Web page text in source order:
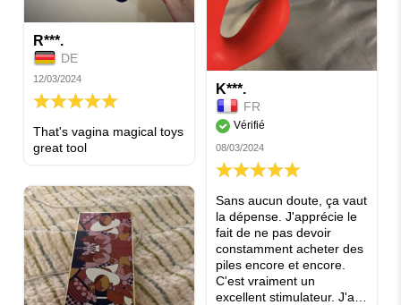
R***.
DE
12/03/2024
100%
That's vagina magical toys
great tool
K***.
FR
Vérifié
08/03/2024
100%
Sans aucun doute, ça vaut
la dépense. J'apprécie le
fait de ne pas devoir
constamment acheter des
piles encore et encore.
C'est vraiment un
excellent stimulateur. J'ai